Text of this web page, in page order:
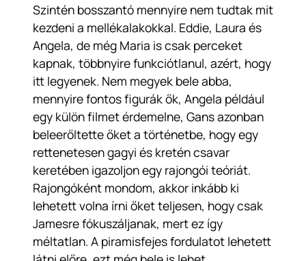
Szintén bosszantó mennyire nem tudtak mit
kezdeni a mellékalakokkal. Eddie, Laura és
Angela, de még Maria is csak perceket
kapnak, többnyire funkciótlanul, azért, hogy
itt legyenek. Nem megyek bele abba,
mennyire fontos figurák ők, Angela például
egy külön filmet érdemelne, Gans azonban
beleerőltette őket a történetbe, hogy egy
rettenetesen gagyi és kretén csavar
keretében igazoljon egy rajongói teóriát.
Rajongóként mondom, akkor inkább ki
lehetett volna írni őket teljesen, hogy csak
Jamesre fókuszáljanak, mert ez így
méltatlan. A piramisfejes fordulatot lehetett